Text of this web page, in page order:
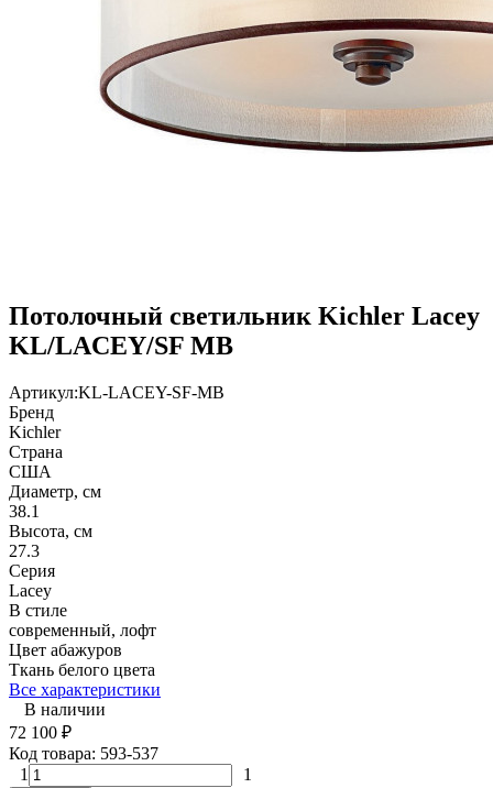
Потолочный светильник Kichler Lacey
KL/LACEY/SF MB
Артикул:KL-LACEY-SF-MB
Бренд
Kichler
Страна
США
Диаметр, см
38.1
Высота, см
27.3
Серия
Lacey
В стиле
современный, лофт
Цвет абажуров
Ткань белого цвета
Все характеристики
В наличии
72 100 ₽
Код товара: 593-537
1
1